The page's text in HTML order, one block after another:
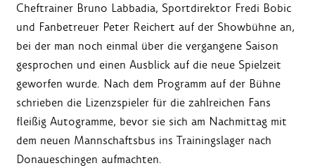
Cheftrainer Bruno Labbadia, Sportdirektor Fredi Bobic
und Fanbetreuer Peter Reichert auf der Showbühne an,
bei der man noch einmal über die vergangene Saison
gesprochen und einen Ausblick auf die neue Spielzeit
geworfen wurde. Nach dem Programm auf der Bühne
schrieben die Lizenzspieler für die zahlreichen Fans
fleißig Autogramme, bevor sie sich am Nachmittag mit
dem neuen Mannschaftsbus ins Trainingslager nach
Donaueschingen aufmachten.